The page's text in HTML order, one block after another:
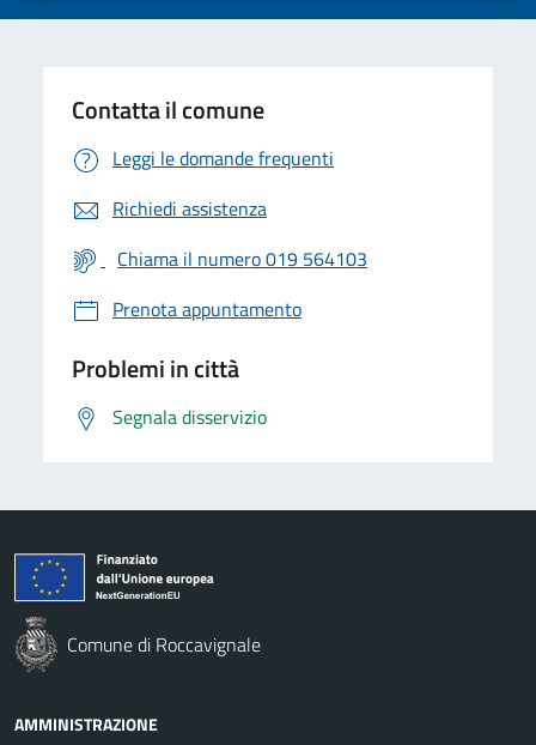
Contatta il comune
Leggi le domande frequenti
Richiedi assistenza
Chiama il numero 019 564103
Prenota appuntamento
Problemi in città
Segnala disservizio
Comune di Roccavignale
AMMINISTRAZIONE